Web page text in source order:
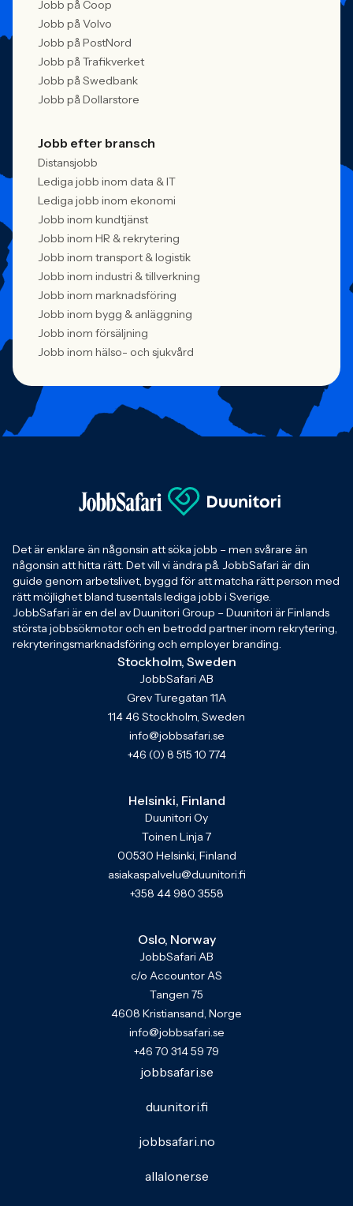
Jobb på Coop
Jobb på Volvo
Jobb på PostNord
Jobb på Trafikverket
Jobb på Swedbank
Jobb på Dollarstore
Jobb efter bransch
Distansjobb
Lediga jobb inom data & IT
Lediga jobb inom ekonomi
Jobb inom kundtjänst
Jobb inom HR & rekrytering
Jobb inom transport & logistik
Jobb inom industri & tillverkning
Jobb inom marknadsföring
Jobb inom bygg & anläggning
Jobb inom försäljning
Jobb inom hälso- och sjukvård
Det är enklare än någonsin att söka jobb – men svårare än
någonsin att hitta rätt. Det vill vi ändra på. JobbSafari är din
guide genom arbetslivet, byggd för att matcha rätt person med
rätt möjlighet bland tusentals lediga jobb i Sverige.
JobbSafari är en del av Duunitori Group – Duunitori är Finlands
största jobbsökmotor och en betrodd partner inom rekrytering,
rekryteringsmarknadsföring och employer branding.
Stockholm, Sweden
JobbSafari AB
Grev Turegatan 11A
114 46 Stockholm, Sweden
info@jobbsafari.se
+46 (0) 8 515 10 774
Helsinki, Finland
Duunitori Oy
Toinen Linja 7
00530 Helsinki, Finland
asiakaspalvelu@duunitori.fi
+358 44 980 3558
Oslo, Norway
JobbSafari AB
c/o Accountor AS
Tangen 75
4608 Kristiansand, Norge
info@jobbsafari.se
+46 70 314 59 79
jobbsafari.se
duunitori.fi
jobbsafari.no
allaloner.se